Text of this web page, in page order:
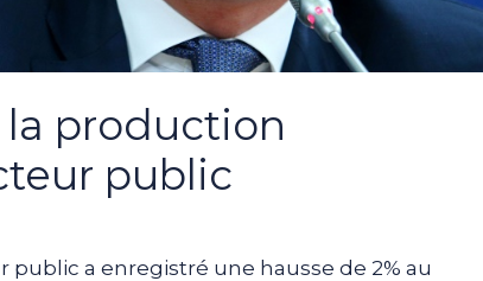
production
public
a enregistré une hausse de 2% au